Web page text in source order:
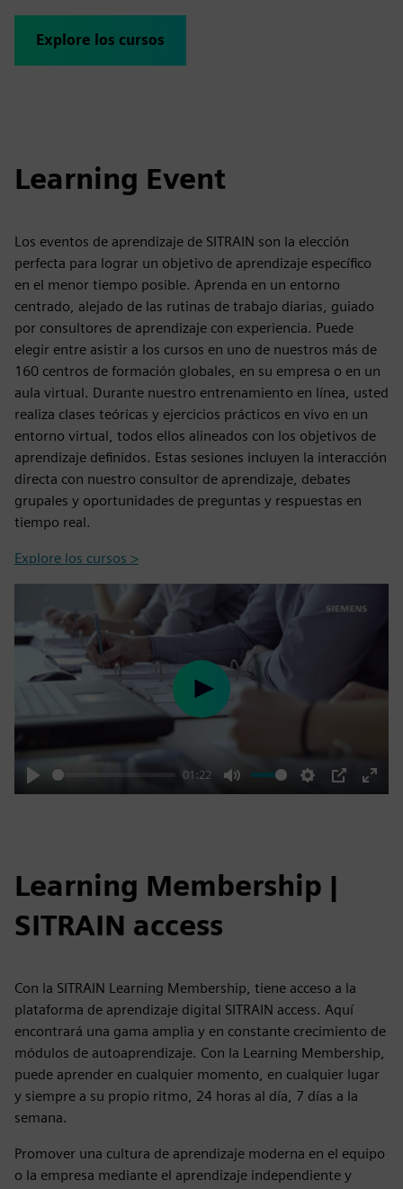
Explore los cursos
Learning Event
Los eventos de aprendizaje de SITRAIN son la elección
perfecta para lograr un objetivo de aprendizaje específico
en el menor tiempo posible. Aprenda en un entorno
centrado, alejado de las rutinas de trabajo diarias, guiado
por consultores de aprendizaje con experiencia. Puede
elegir entre asistir a los cursos en uno de nuestros más de
160 centros de formación globales, en su empresa o en un
aula virtual. Durante nuestro entrenamiento en línea, usted
realiza clases teóricas y ejercicios prácticos en vivo en un
entorno virtual, todos ellos alineados con los objetivos de
aprendizaje definidos. Estas sesiones incluyen la interacción
directa con nuestro consultor de aprendizaje, debates
grupales y oportunidades de preguntas y respuestas en
tiempo real.
Explore los cursos >
Play
01:22
Mute Settings
PIP
Enter
Play
Learning Membership |
SITRAIN access
Con la SITRAIN Learning Membership, tiene acceso a la
plataforma de aprendizaje digital SITRAIN access. Aquí
encontrará una gama amplia y en constante crecimiento de
módulos de autoaprendizaje. Con la Learning Membership,
puede aprender en cualquier momento, en cualquier lugar
y siempre a su propio ritmo, 24 horas al día, 7 días a la
semana.
Promover una cultura de aprendizaje moderna en el equipo
o la empresa mediante el aprendizaje independiente y